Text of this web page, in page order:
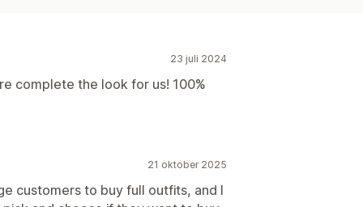
23 juli 2024
complete the look for us! 100%
21 oktober 2025
customers to buy full outfits, and I